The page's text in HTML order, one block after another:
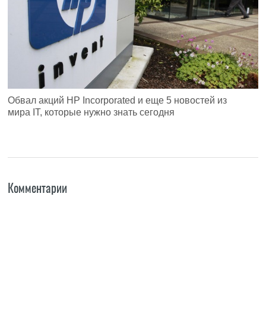
Обвал акций HP Incorporated и еще 5 новостей из
мира IT, которые нужно знать сегодня
Комментарии